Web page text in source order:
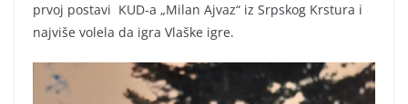
prvoj postavi KUD-a „Milan Ajvaz“ iz Srpskog Krstura i
najviše volela da igra Vlaške igre.